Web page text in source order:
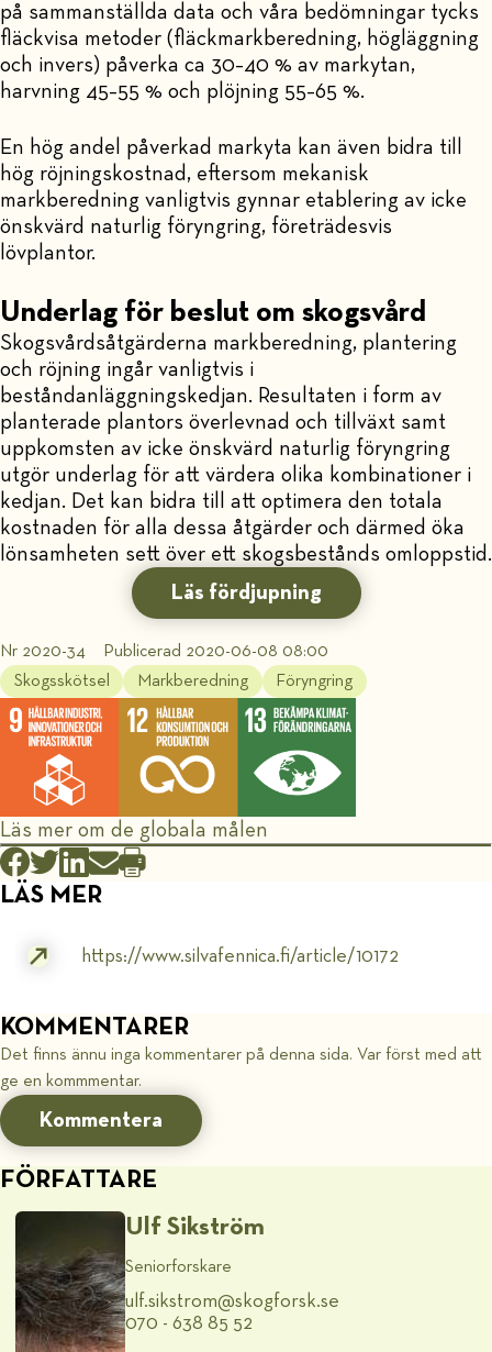
på sammanställda data och våra bedömningar tycks
fläckvisa metoder (fläckmarkberedning, högläggning
och invers) påverka ca 30–40 % av markytan,
harvning 45–55 % och plöjning 55–65 %.
En hög andel påverkad markyta kan även bidra till
hög röjningskostnad, eftersom mekanisk
markberedning vanligtvis gynnar etablering av icke
önskvärd naturlig föryngring, företrädesvis
lövplantor.
Underlag för beslut om skogsvård
Skogsvårdsåtgärderna markberedning, plantering
och röjning ingår vanligtvis i
beståndanläggningskedjan. Resultaten i form av
planterade plantors överlevnad och tillväxt samt
uppkomsten av icke önskvärd naturlig föryngring
utgör underlag för att värdera olika kombinationer i
kedjan. Det kan bidra till att optimera den totala
kostnaden för alla dessa åtgärder och därmed öka
lönsamheten sett över ett skogsbestånds omloppstid.
Läs fördjupning
Nr 2020-34
Publicerad 2020-06-08 08:00
Skogsskötsel
Markberedning Föryngring
Läs mer om de globala målen
LÄS MER
https://www.silvafennica.fi/article/10172
KOMMENTARER
Det finns ännu inga kommentarer på denna sida. Var först med att
ge en kommmentar.
Kommentera
FÖRFATTARE
Ulf Sikström
Seniorforskare
ulf.sikstrom@​skogforsk.se
070 - 638 85 52